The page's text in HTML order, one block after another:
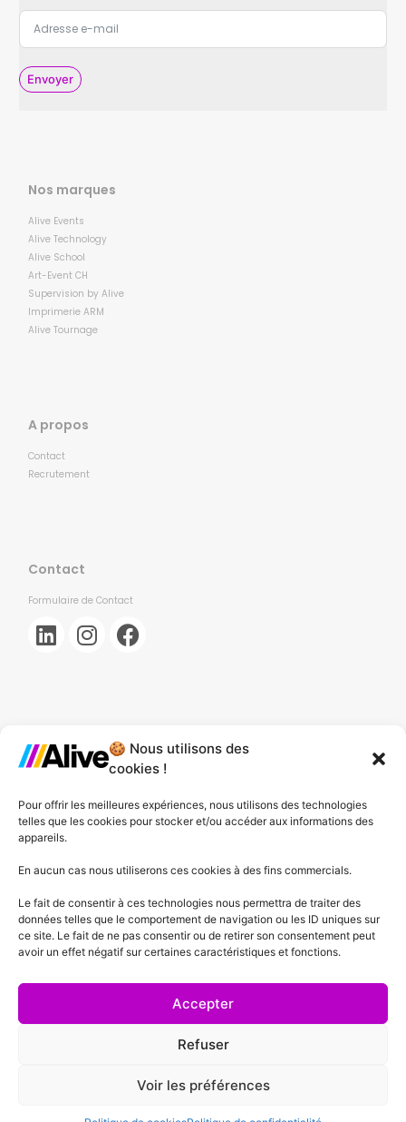
🍪 Nous utilisons des
cookies !
Pour offrir les meilleures expériences, nous utilisons des technologies
telles que les cookies pour stocker et/ou accéder aux informations des
appareils.
En aucun cas nous utiliserons ces cookies à des fins commercials.
Le fait de consentir à ces technologies nous permettra de traiter des
données telles que le comportement de navigation ou les ID uniques sur
ce site. Le fait de ne pas consentir ou de retirer son consentement peut
avoir un effet négatif sur certaines caractéristiques et fonctions.
Accepter
Refuser
Voir les préférences
Envoyer
Nos marques
Alive Events
Alive Technology
Alive School
Art-Event CH
Supervision by Alive
Imprimerie ARM
Alive Tournage
A propos
Contact
Recrutement
Contact
Formulaire de Contact
Agence de Lille
Agence de Plessis-Pâté
Agence d'Angers
Agence de Lyon
Agence de Cannes